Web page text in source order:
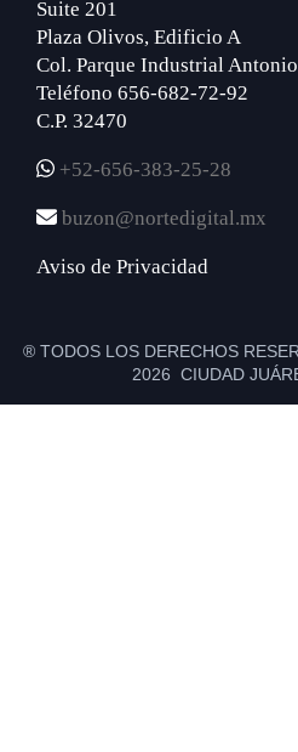
Suite 201
Plaza Olivos, Edificio A
Col. Parque Industrial
Teléfono 656-682-72-92
C.P. 32470
+52-656-383-25-28
buzon@nortedigital.mx
Aviso de Privacidad
® TODOS LOS DERECHOS
2026 CIUDAD